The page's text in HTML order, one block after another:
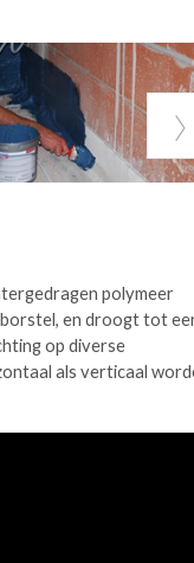
polymeer
en droogt tot
op diverse
als verticaal